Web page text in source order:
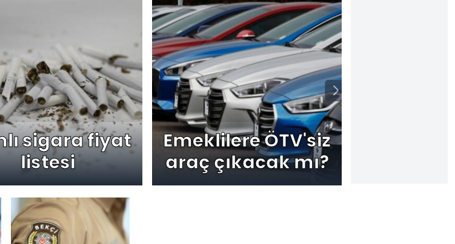
sigara fiyat
listesi
Emeklilere ÖTV'siz
araç çıkacak mı?